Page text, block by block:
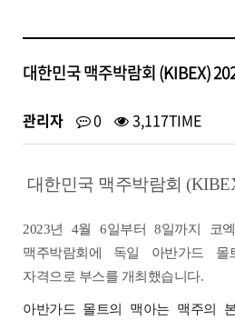
대한민국 맥주박람회 (KIBEX)
관리자 0 3,117TIME
대한민국 맥주박람회
2023년 4월 6일부터8일까지 코
맥주박람회에 독일 아반가드 몰
자격으로 부스를 개최했습니다.
아반가드 몰트의 맥아는 맥주의